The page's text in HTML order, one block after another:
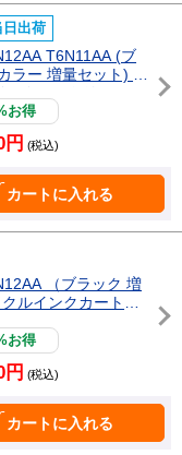
日出荷
T6N11AA (ブ
ラー 増量セット) H
ンクカートリッジ
お得
円 (税込)
カートに入れる
（ブラック 増
ルインクカートリ
お得
円 (税込)
カートに入れる